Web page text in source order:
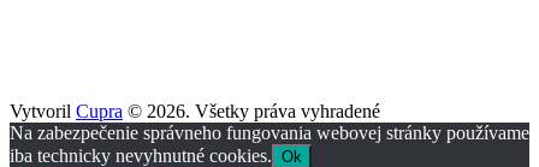
Vytvoril Cupra © 2026. Všetky práva vyhradené
Na zabezpečenie správneho fungovania webovej stránky používame
iba technicky nevyhnutné cookies. Ok